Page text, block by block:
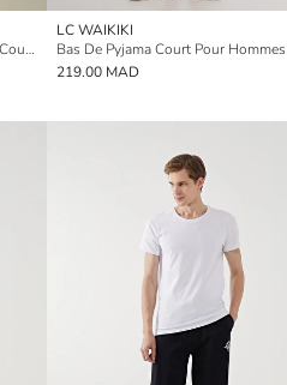
Bas De Pyjama Courts Pour Hommes Coupe Svelte
LC WAIKIKI
219.00 MAD